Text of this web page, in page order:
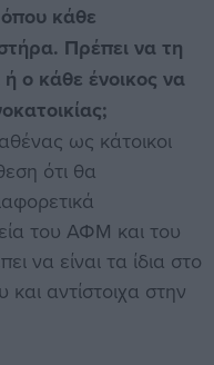
κάθε
Πρέπει να τη
ο κάθε ένοικος να
ως κάτοικοι
ότι θα
του ΑΦΜ και του
να είναι τα ίδια στο
αντίστοιχα στην